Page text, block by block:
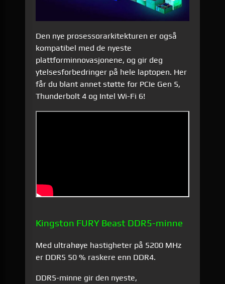
Den nye prosessorarkitekturen er også
kompatibel med de nyeste
plattforminnovasjonene, og gir deg
ytelsesforbedringer på hele laptopen. Her
får du blant annet støtte for PCIe Gen 5,
Thunderbolt 4 og Intel Wi-Fi 6!
Kingston FURY Beast DDR5-minne
Med ultrahøye hastigheter på 5200 MHz
er DDR5 50 % raskere enn DDR4.
DDR5-minne gir den nyeste,